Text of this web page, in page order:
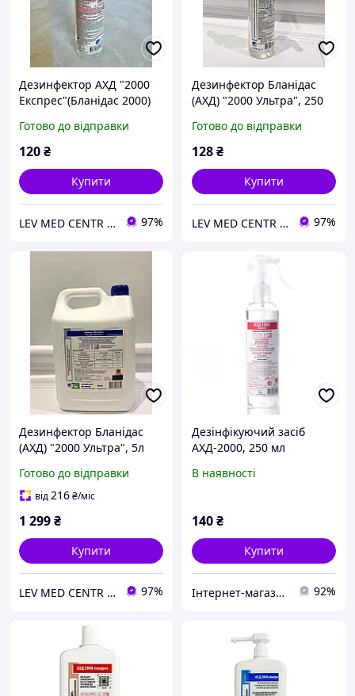
Дезинфектор АХД "2000
Експрес"(Бланідас 2000)
Готово до відправки
120₴
Купити
LEV MED CENTR Офіційний представник продукції "Клін Стрім" у Західному регіоні 97%
Дезинфектор Бланідас
(АХД) "2000 Ультра", 250
Готово до відправки
128₴
Купити
LEV MED CENTR Офіційний представник продукції "Клін Стрім" у Західному регіоні 97%
Дезинфектор Бланідас
(АХД) "2000 Ультра", 5л
Готово до відправки
від216₴/міс
1 299₴
Купити
LEV MED CENTR Офіційний представник продукції "Клін Стрім" у Західному регіоні 97%
Дезінфікуючий засіб
АХД-2000, 250 мл
інструментів,
В наявності
140₴
Купити
Інтернет-магазин "Все для тебе" 92%